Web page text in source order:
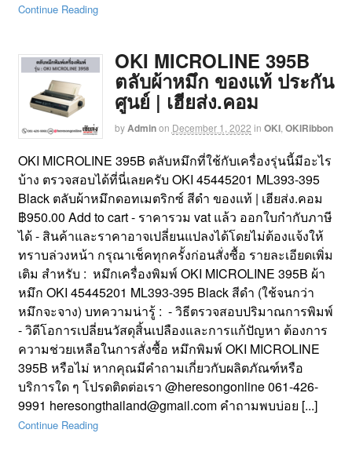
Continue Reading
OKI MICROLINE 395B
ตลับผ้าหมึก ของแท้ ประกัน
ศูนย์ | เฮียส่ง.คอม
by Adminon December 1, 2022 in OKI, OKIRibbon
OKI MICROLINE 395B ตลับหมึกที่ใช้กับเครื่องรุ่นนี้มีอะไร
บ้าง ตรวจสอบได้ที่นี่เลยครับ OKI 45445201 ML393-395
Black ตลับผ้าหมึกดอทเมตริกซ์ สีดำ ของแท้ | เฮียส่ง.คอม
฿950.00 Add to cart - ราคารวม vat แล้ว ออกใบกำกับภาษี
ได้ - สินค้าและราคาอาจเปลี่ยนแปลงได้โดยไม่ต้องแจ้งให้
ทราบล่วงหน้า กรุณาเช็คทุกครั้งก่อนสั่งซื้อ รายละเอียดเพิ่ม
เติม สำหรับ : หมึกเครื่องพิมพ์ OKI MICROLINE 395B ผ้า
หมึก OKI 45445201 ML393-395 Black สีดำ (ใช้จนกว่า
หมึกจะจาง) บทความน่ารู้ : - วิธีตรวจสอบปริมาณการพิมพ์
- วิดีโอการเปลี่ยนวัสดุสิ้นเปลืองและการแก้ปัญหา ต้องการ
ความช่วยเหลือในการสั่งซื้อ หมึกพิมพ์ OKI MICROLINE
395B หรือไม่ หากคุณมีคำถามเกี่ยวกับผลิตภัณฑ์หรือ
บริการใด ๆ โปรดติดต่อเรา @heresongonline 061-426-
9991 heresongthailand@gmail.com คำถามพบบ่อย [...]
Continue Reading